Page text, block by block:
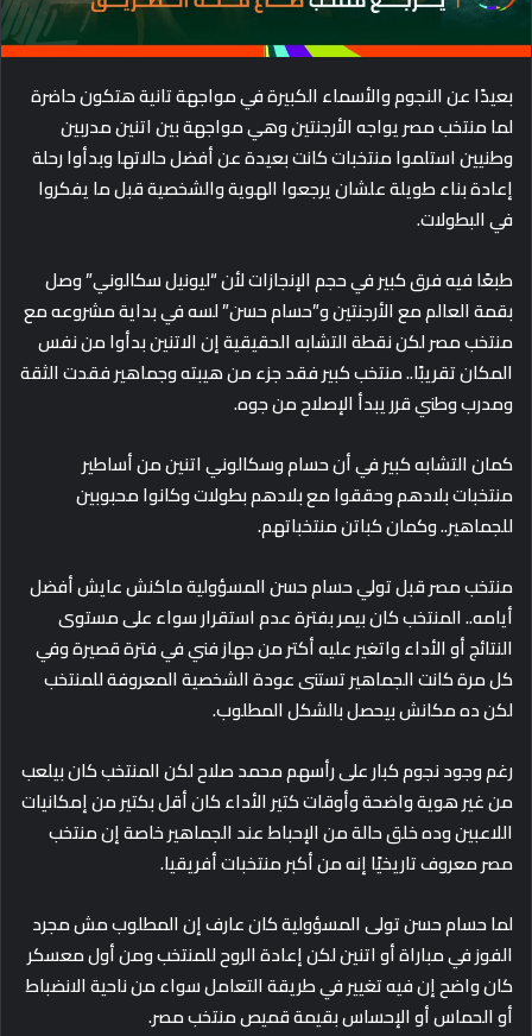
بعيدًا عن النجوم والأسماء الكبيرة في مواجهة تانية هتكون حاضرة
لما منتخب مصر يواجه الأرجنتين وهي مواجهة بين اتنين مدربين
وطنيين استلموا منتخبات كانت بعيدة عن أفضل حالاتها وبدأوا رحلة
إعادة بناء طويلة علشان يرجعوا الهوية والشخصية قبل ما يفكروا
في البطولات.
طبعًا فيه فرق كبير في حجم الإنجازات لأن “ليونيل سكالوني” وصل
بقمة العالم مع الأرجنتين و”حسام حسن” لسه في بداية مشروعه مع
منتخب مصر لكن نقطة التشابه الحقيقية إن الاتنين بدأوا من نفس
المكان تقريبًا.. منتخب كبير فقد جزء من هيبته وجماهير فقدت الثقة
ومدرب وطني قرر يبدأ الإصلاح من جوه.
كمان التشابه كبير في أن حسام وسكالوني اتنين من أساطير
منتخبات بلادهم وحققوا مع بلادهم بطولات وكانوا محبوبين
للجماهير.. وكمان كباتن منتخباتهم.
منتخب مصر قبل تولي حسام حسن المسؤولية ماكنش عايش أفضل
أيامه.. المنتخب كان بيمر بفترة عدم استقرار سواء على مستوى
النتائج أو الأداء واتغير عليه أكتر من جهاز فني في فترة قصيرة وفي
كل مرة كانت الجماهير تستنى عودة الشخصية المعروفة للمنتخب
لكن ده مكانش بيحصل بالشكل المطلوب.
رغم وجود نجوم كبار على رأسهم محمد صلاح لكن المنتخب كان بيلعب
من غير هوية واضحة وأوقات كتير الأداء كان أقل بكتير من إمكانيات
اللاعبين وده خلق حالة من الإحباط عند الجماهير خاصة إن منتخب
مصر معروف تاريخيًا إنه من أكبر منتخبات أفريقيا.
لما حسام حسن تولى المسؤولية كان عارف إن المطلوب مش مجرد
الفوز في مباراة أو اتنين لكن إعادة الروح للمنتخب ومن أول معسكر
كان واضح إن فيه تغيير في طريقة التعامل سواء من ناحية الانضباط
أو الحماس أو الإحساس بقيمة قميص منتخب مصر.